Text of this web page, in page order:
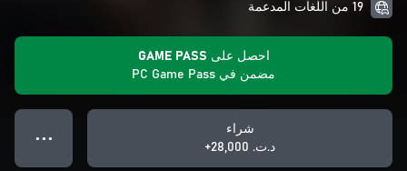
19 من اللغات المدعمة
احصل على GAME PASS
مضمن في PC Game Pass
شراء
د.ت.‏ 28,000+
● ● ●